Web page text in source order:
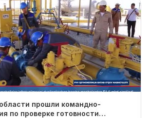
прошли командно-
по проверке готовности